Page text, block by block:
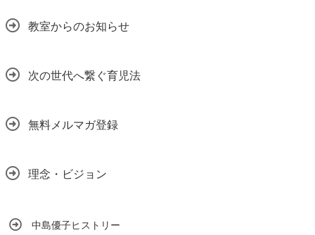
教室からのお知らせ
次の世代へ繋ぐ育児法
無料メルマガ登録
理念・ビジョン
中島優子ヒストリー